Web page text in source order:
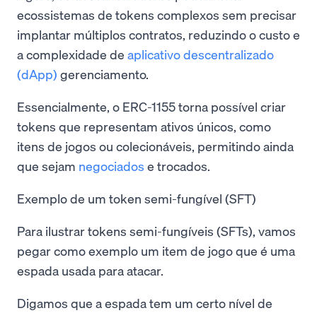
ecossistemas de tokens complexos sem precisar
implantar múltiplos contratos, reduzindo o custo e
a complexidade de aplicativo descentralizado
(dApp) gerenciamento.
Essencialmente, o ERC-1155 torna possível criar
tokens que representam ativos únicos, como
itens de jogos ou colecionáveis, permitindo ainda
que sejam negociados e trocados.
Exemplo de um token semi-fungível (SFT)
Para ilustrar tokens semi-fungíveis (SFTs), vamos
pegar como exemplo um item de jogo que é uma
espada usada para atacar.
Digamos que a espada tem um certo nível de